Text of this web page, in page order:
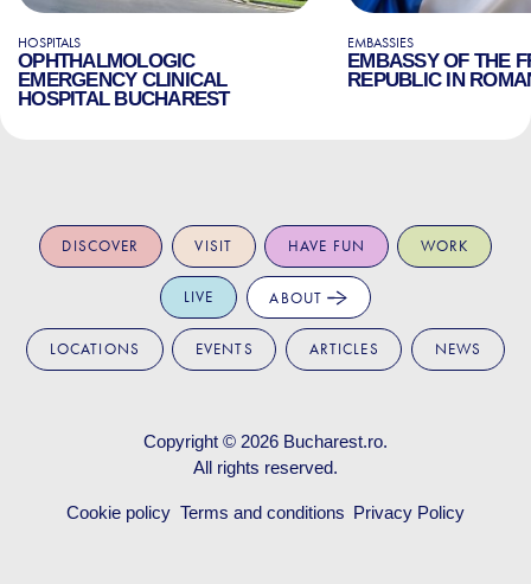
HOSPITALS
OPHTHALMOLOGIC
EMERGENCY CLINICAL
HOSPITAL BUCHAREST
EMBASSIES
EMBASSY OF THE
REPUBLIC IN
DISCOVER VISIT HAVE FUN WORK
LIVE ABOUT
LOCATIONS EVENTS ARTICLES NEWS
Copyright © 2026 Bucharest.ro.
All rights reserved.
Cookie policy Terms and conditions Privacy Policy